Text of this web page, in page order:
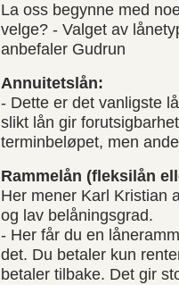
La oss begynne med
velge? - Valget av
anbefaler Gudrun
Annuitetslån:
- Dette er det vanligste
slikt lån gir
terminbeløpet, men
Rammelån (fleksilån
Her mener Karl Kristian
og lav belåningsgrad.
- Her får du en
det. Du betaler kun
betaler tilbake. Det gir